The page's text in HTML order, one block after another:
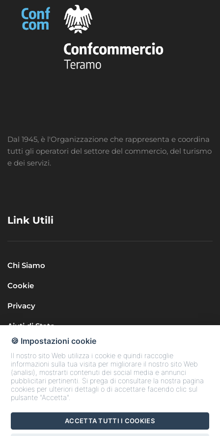
Dal 1945, è l'Organizzazione che rappresenta e coordina
tutti gli operatori del settore del commercio, del turismo
e dei servizi.
Link Utili
Chi Siamo
Cookie
Privacy
Aiuti di Stato
Seguici sui Social
🍪 Impostazioni cookie
Il nostro sito Web utilizza i cookie e quindi raccoglie
informazioni sulla tua visita per migliorare il nostro sito Web
(analisi), mostrarti contenuti dei social media e annunci
pubblicitari pertinenti. Si prega di consultare la nostra pagina
cookies per ulteriori dettagli o di accettare facendo clic sul
pulsante "Accetta".
ACCETTA TUTTI I COOKIES